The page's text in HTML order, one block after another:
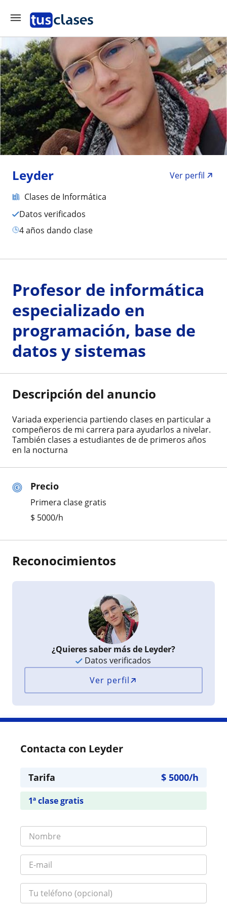
Leyder
Ver perfil
Clases de Informática
Datos verificados
4 años dando clase
Precio
Primera clase gratis
$ 5000/h
Profesor de informática
especializado en
programación, base de
datos y sistemas
Descripción del anuncio
Variada experiencia partiendo clases en particular a
compeñeros de mi carrera para ayudarlos a nivelar.
También clases a estudiantes de de primeros años
en la nocturna
Reconocimientos
¿Quieres saber más de Leyder?
Datos verificados
Ver perfil
Contacta con Leyder
Tarifa $ 5000/h
1ª clase gratis